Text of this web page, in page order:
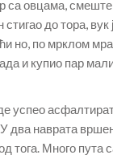
са овцама,
стигао до тора,
но, по мрклом
и купио пар
успео
два наврата
тога. Много